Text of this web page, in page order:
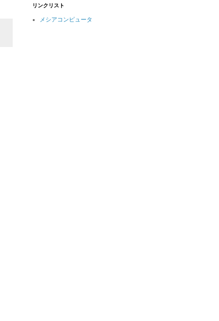
リンクリスト
メシアコンピュータ